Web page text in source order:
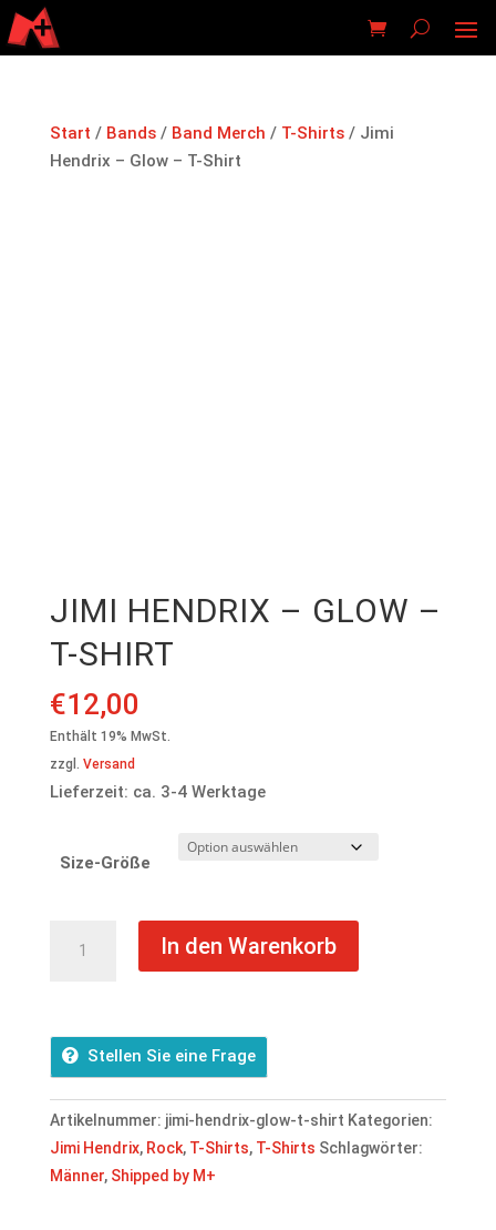
Start / Bands/ Band Merch / T-Shirts/ Jimi
Hendrix – Glow – T-Shirt
JIMI HENDRIX – GLOW –
T-SHIRT
€12,00
Enthält 19% MwSt.
zzgl. Versand
Lieferzeit: ca. 3-4 Werktage
Size-Größe
Hendrix
-
T-
Shirt
Menge
In den Warenkorb
Stellen Sie eine Frage
Artikelnummer: jimi-hendrix-glow-t-shirt Kategorien:
Jimi Hendrix, Rock, T-Shirts, T-Shirts Schlagwörter:
Männer, Shipped by M+